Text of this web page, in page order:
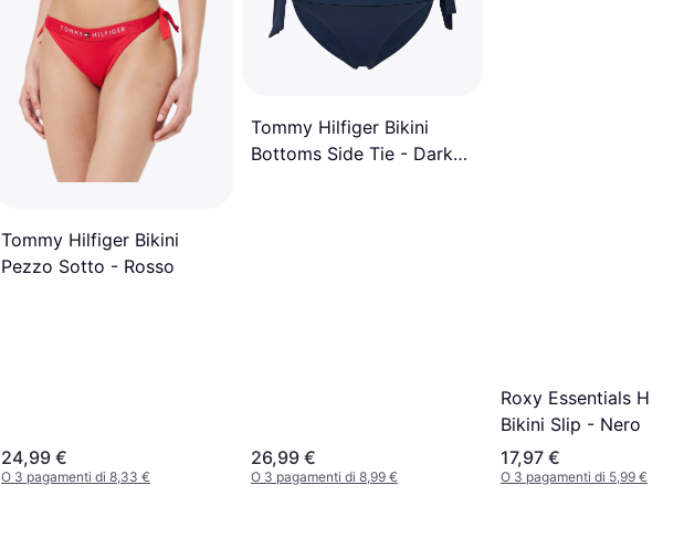
Tommy Hilfiger Bikini
Pezzo Sotto - Rosso
24,99 €
O 3 pagamenti di 8,33 €
Tommy Hilfiger Bikini
Bottoms Side Tie - Dark
26,99 €
O 3 pagamenti di 8,99 €
Roxy Essentials
Bikini Slip - Nero
17,97 €
O 3 pagamenti di 5,99 €